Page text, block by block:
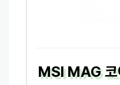
MSI MAG